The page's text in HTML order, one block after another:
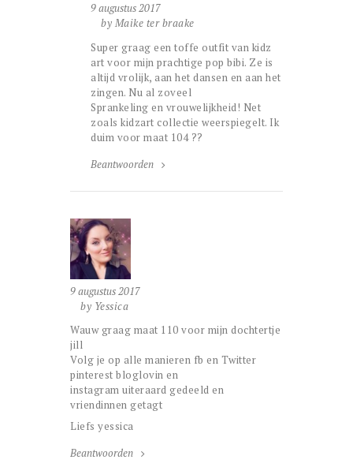
9 augustus 2017
by Maike ter braake
Super graag een toffe outfit van kidz
art voor mijn prachtige pop bibi. Ze is
altijd vrolijk, aan het dansen en aan het
zingen. Nu al zoveel
Sprankeling en vrouwelijkheid! Net
zoals kidzart collectie weerspiegelt. Ik
duim voor maat 104 ??
Beantwoorden
9 augustus 2017
by Yessica
Wauw graag maat 110 voor mijn dochtertje
jill
Volg je op alle manieren fb en Twitter
pinterest bloglovin en
instagram uiteraard gedeeld en
vriendinnen getagt
Liefs yessica
Beantwoorden